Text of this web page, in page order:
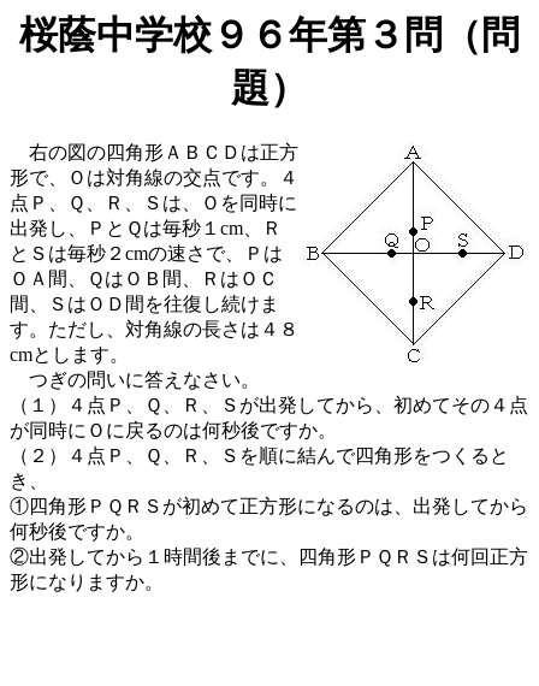
桜蔭中学校９６年第３問（問
題）
右の図の四角形ＡＢＣＤは正方
形で、Ｏは対角線の交点です。４
点Ｐ、Ｑ、Ｒ、Ｓは、Ｏを同時に
出発し、ＰとＱは毎秒１cm、Ｒ
とＳは毎秒２cmの速さで、Ｐは
ＯＡ間、ＱはＯＢ間、ＲはＯＣ
間、ＳはＯＤ間を往復し続けま
す。ただし、対角線の長さは４８
cmとします。
つぎの問いに答えなさい。
（１）４点Ｐ、Ｑ、Ｒ、Ｓが出発してから、初めてその４点
が同時にＯに戻るのは何秒後ですか。
（２）４点Ｐ、Ｑ、Ｒ、Ｓを順に結んで四角形をつくると
き、
①四角形ＰＱＲＳが初めて正方形になるのは、出発してから
何秒後ですか。
②出発してから１時間後までに、四角形ＰＱＲＳは何回正方
形になりますか。